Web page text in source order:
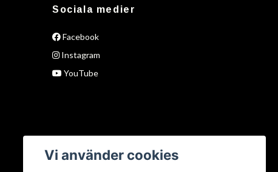
Sociala medier
Facebook
Instagram
YouTube
Vi använder cookies